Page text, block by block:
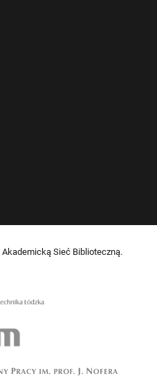
Sieć Biblioteczną.